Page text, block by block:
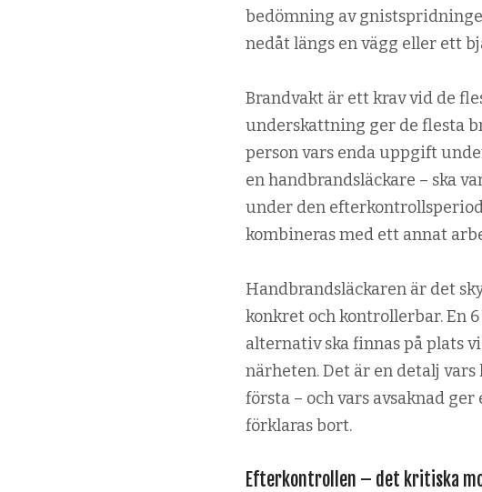
bedömning av
nedåt längs en vägg eller ett
Brandvakt är ett krav vid de
underskattning ger de flesta
person vars enda uppgift
en handbrandsläckare – ska
under den
kombineras med ett annat
Handbrand­släckaren är det
konkret och kontroller­bar. En
alternativ ska finnas på plats
närheten. Det är en detalj
första – och vars avsaknad
förklaras bort.
Efterkontrollen – det kritiska